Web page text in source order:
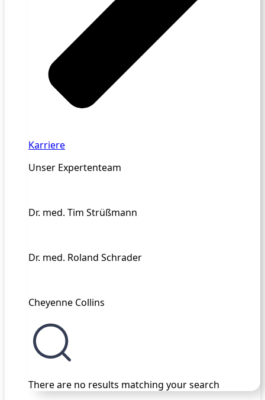
Karriere
Unser Expertenteam
Dr. med. Tim Strüßmann
Dr. med. Roland Schrader
Cheyenne Collins
There are no results matching your search